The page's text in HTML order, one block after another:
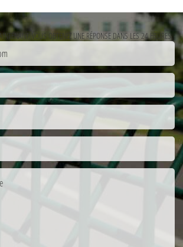
VOUS OBTENEZ UNE RÉPONSE DANS LES 24 HEURES.